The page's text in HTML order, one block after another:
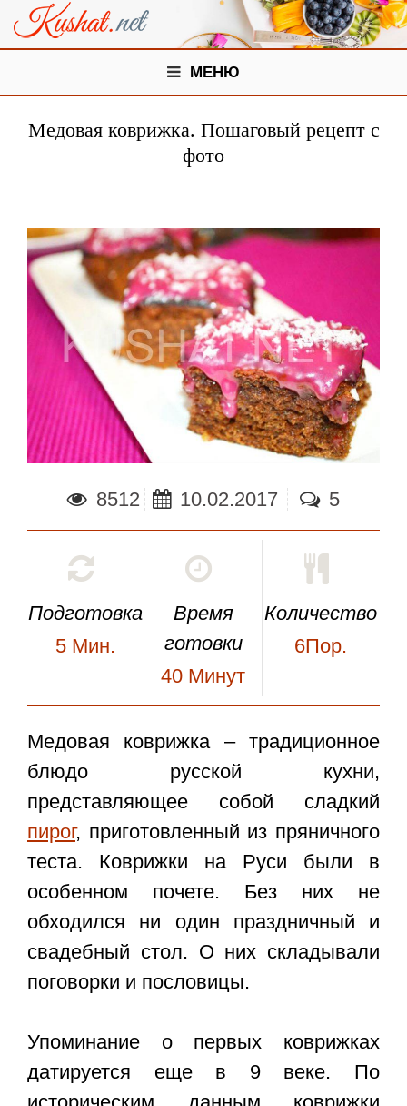
МЕНЮ
Медовая коврижка. Пошаговый рецепт с
фото
8512 10.02.2017 5
Подготовка
5 Мин.
Время
готовки
40 Минут
Количество
6Пор.
Медовая коврижка– традиционное
блюдо русской кухни,
представляющее собой сладкий
пирог, приготовленный из пряничного
теста. Коврижки на Руси были в
особенном почете. Без них не
обходился ни один праздничный и
свадебный стол. О них складывали
поговорки и пословицы.
Упоминание о первых коврижках
датируется еще в 9 веке. По